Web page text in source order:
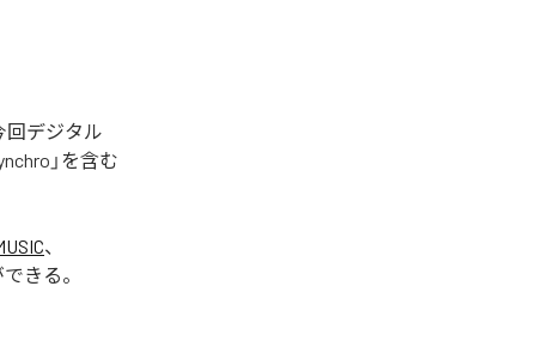
回デジタル
」を含む
、
きる。